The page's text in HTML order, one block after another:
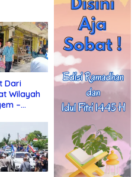
Dari
Wilayah
–